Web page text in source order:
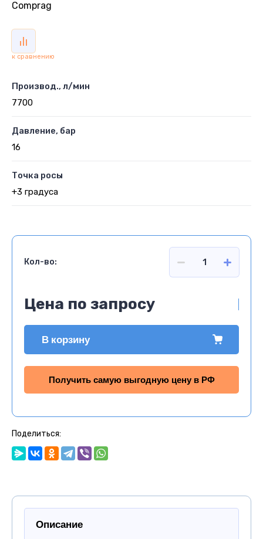
Comprag
к сравнению
Производ., л/мин
7700
Давление, бар
16
Точка росы
+3 градуса
Кол-во:
Цена по запросу
В корзину
Получить самую выгодную цену в РФ
Поделиться:
Описание